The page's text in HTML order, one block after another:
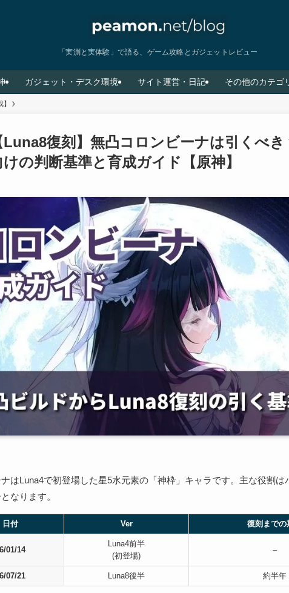
「実測と実体験」で語る、ゲーム攻略とガジェットレビュー
ガジェット・デスク環境 サイト運営・日記 その他のカテゴ
Luna8復刻】無凸コロンビーナは引くべ
けの判断基準と育成ガイド【原神】
はLuna4で初登場した星5水元素の「神枠」キャラです。主な役割は
なります。
日付 Ver 復刻までの
01/14
Luna4前半
(初登場)
–
07/21 Luna8後半 約半年